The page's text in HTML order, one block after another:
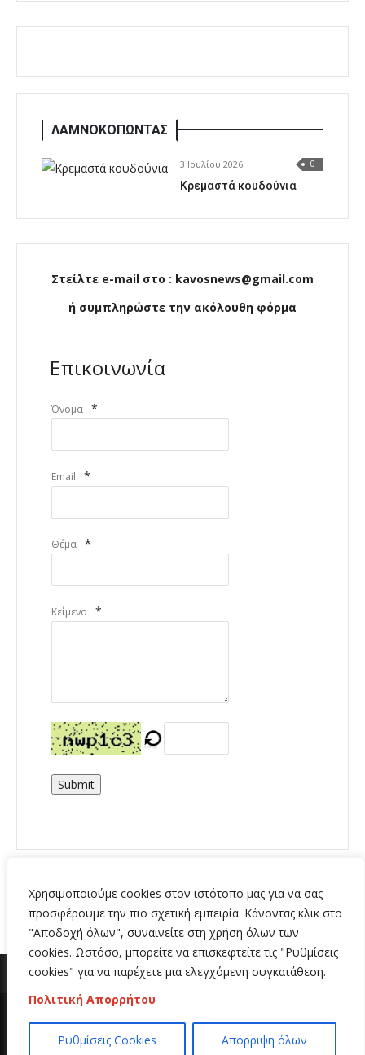
Χρησιμοποιούμε cookies στον ιστότοπο μας για να σας
προσφέρουμε την πιο σχετική εμπειρία. Κάνοντας κλικ στο
"Αποδοχή όλων", συναινείτε στη χρήση όλων των
cookies. Ωστόσο, μπορείτε να επισκεφτείτε τις "Ρυθμίσεις
cookies" για να παρέχετε μια ελεγχόμενη συγκατάθεση.
Πολιτική Απορρήτου
Ρυθμίσεις Cookies Απόρριψη όλων
ΛΑΜΝΟΚΟΠΩΝΤΑΣ
3 Ιουλίου 2026 0
Κρεμαστά κουδούνια
Στείλτε e-mail στο : kavosnews@gmail.com
ή συμπληρώστε την ακόλουθη φόρμα
Επικοινωνία
Όνομα *
Email *
Θέμα *
Κείμενο *
Submit
Copyright 2020 | All Rights Reserved | Κατασκευή
ιστοσελίδων
Hi Web